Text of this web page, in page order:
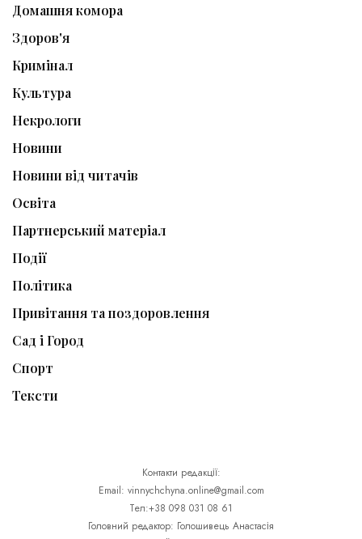
Домашня комора
Здоров'я
Кримінал
Культура
Некрологи
Новини
Новини від читачів
Освіта
Партнерський матеріал
Події
Політика
Привітання та поздоровлення
Сад і Город
Спорт
Тексти
Контакти редакції:
Email: vinnychchyna.online@gmail.com
Тел:+38 098 031 08 61
Головний редактор: Голошивець Анастасія